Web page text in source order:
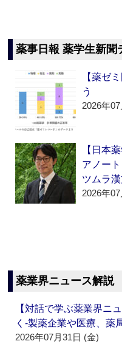
薬事日報 薬学生新聞
【薬ゼ
う
2026年
【日本
アノー
ツムラ
2026年
薬業界ニュース解説
【対話で学ぶ薬業界ニ
く‐製薬企業や医療、
2026年07月31日 (金)